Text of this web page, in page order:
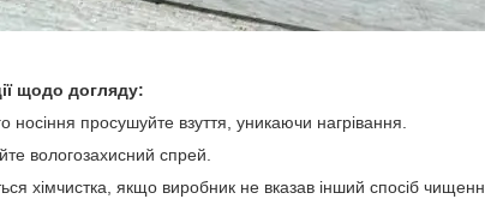
щодо догляду:
носіння просушуйте взуття, уникаючи нагрівання.
вологозахисний спрей.
хімчистка, якщо виробник не вказав інший спосіб